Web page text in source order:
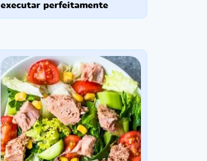
executar perfeitamente